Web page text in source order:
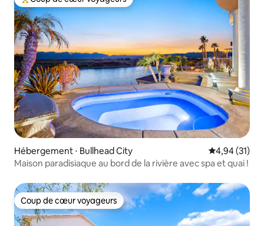
Coups de cœur voyageurs les plus appréciés
Hébergement ⋅ Bullhead City Évaluation
4,94 (31)
Maison paradisiaque au bord de la rivière avec spa et quai !
Coup de cœur voyageurs
Coup de cœur voyageurs